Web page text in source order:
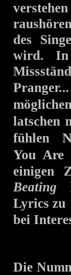
des
wird. In
latschen
fühlen
You Are
einigen
Beating
Lyrics
bei
Die